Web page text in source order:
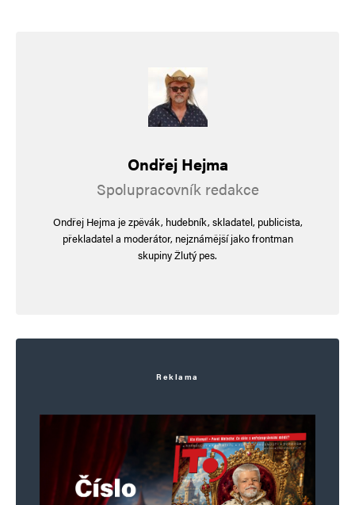
Ondřej Hejma
Spolupracovník redakce
Ondřej Hejma je zpěvák, hudebník, skladatel, publicista,
překladatel a moderátor, nejznámější jako frontman
skupiny Žlutý pes.
Reklama